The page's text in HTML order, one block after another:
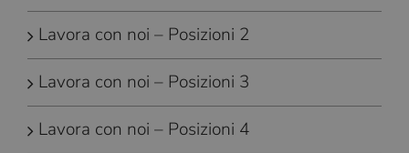
Lavora con noi – Posizioni 2
Lavora con noi – Posizioni 3
Lavora con noi – Posizioni 4